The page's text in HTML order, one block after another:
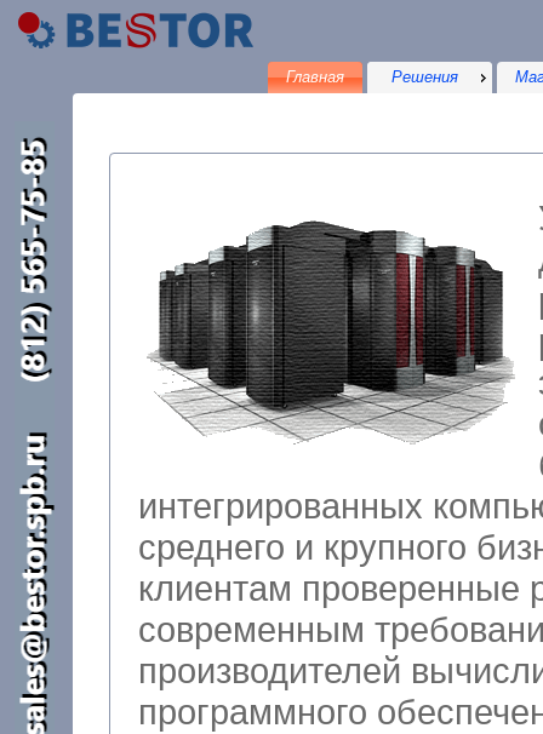
Главная Решения
интегрированных компьютерных решений для малого,
среднего и крупного
клиентам
современным
производителей
программного